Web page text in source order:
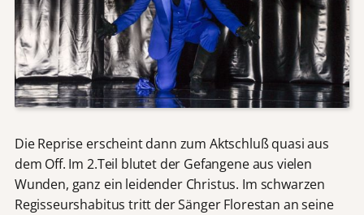
Die Reprise erscheint dann zum Aktschluß quasi aus
dem Off. Im 2.Teil blutet der Gefangene aus vielen
Wunden, ganz ein leidender Christus. Im schwarzen
Regisseurshabitus tritt der Sänger Florestan an seine